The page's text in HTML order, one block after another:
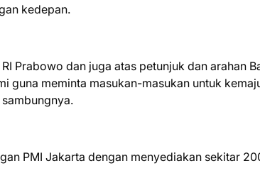
kedepan.
Prabowo dan juga atas petunjuk dan arahan
guna meminta masukan-masukan untuk
PMI Jakarta dengan menyediakan sekitar